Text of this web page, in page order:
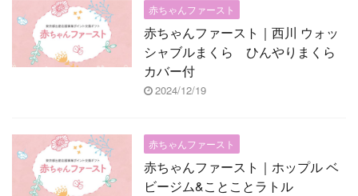
赤ちゃんファースト
赤ちゃんファースト｜西川 ウォッ
シャブルまくら ひんやりまくら
カバー付
2024/12/19
赤ちゃんファースト
赤ちゃんファースト｜ホップル ベ
ビージム&ことことラトル